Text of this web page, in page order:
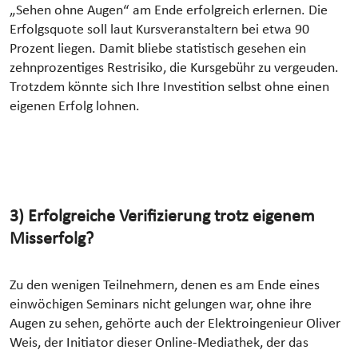
„Sehen ohne Augen“ am Ende erfolgreich erlernen. Die
Erfolgsquote soll laut Kursveranstaltern bei etwa 90
Prozent liegen. Damit bliebe statistisch gesehen ein
zehnprozentiges Restrisiko, die Kursgebühr zu vergeuden.
Trotzdem könnte sich Ihre Investition selbst ohne einen
eigenen Erfolg lohnen.
3) Erfolgreiche Verifizierung trotz eigenem
Misserfolg?
Zu den wenigen Teilnehmern, denen es am Ende eines
einwöchigen Seminars nicht gelungen war, ohne ihre
Augen zu sehen, gehörte auch der Elektroingenieur Oliver
Weis, der Initiator dieser Online-Mediathek, der das